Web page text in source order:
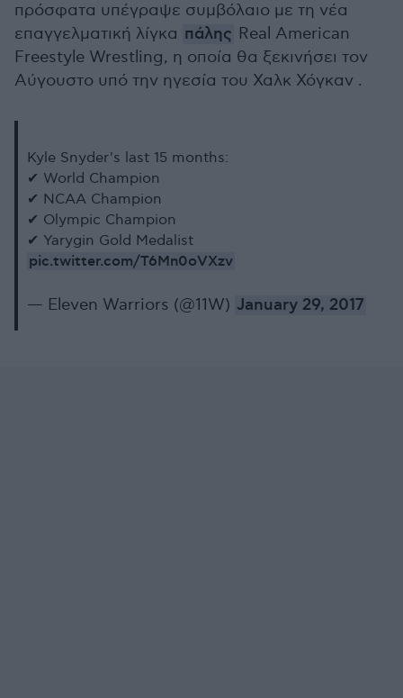
πρόσφατα υπέγραψε συμβόλαιο με τη νέα
επαγγελματική λίγκα πάλης Real American
Freestyle Wrestling, η οποία θα ξεκινήσει τον
Αύγουστο υπό την ηγεσία του Χαλκ Χόγκαν .
Kyle Snyder's last 15 months:
✔︎ World Champion
✔︎ NCAA Champion
✔︎ Olympic Champion
✔︎ Yarygin Gold Medalist
pic.twitter.com/T6Mn0oVXzv
— Eleven Warriors (@11W) January 29, 2017